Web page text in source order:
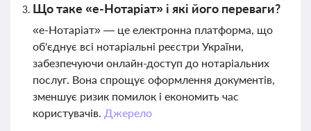
Що таке «е-Нотаріат» і які його переваги?
«е-Нотаріат» — це електронна платформа, що
об'єднує всі нотаріальні реєстри України,
забезпечуючи онлайн-доступ до нотаріальних
послуг. Вона спрощує оформлення документів,
зменшує ризик помилок і економить час
користувачів. Джерело